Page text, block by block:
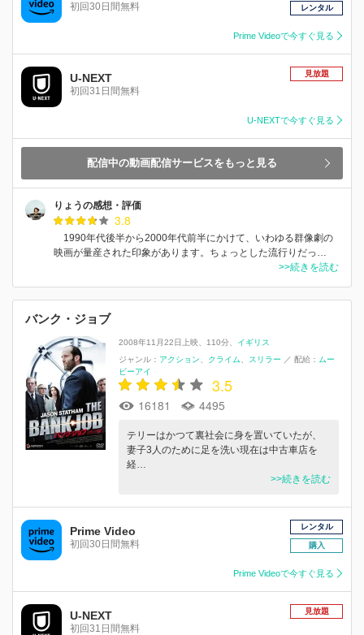
初回30日間無料 レンタル
Prime Videoで今すぐ見る
U-NEXT
初回31日間無料
見放題
U-NEXTで今すぐ見る
配信中の動画配信サービスをもっと見る
りょうの感想・評価
3.8
1990年代後半から2000年代前半にかけて、いわゆる群像劇の
映画が量産された印象があります。ちょっとした流行りだっ…
>>続きを読む
バンク・ジョブ
2008年11月22日上映 110分
イギリス
ジャンル： アクション クライム スリラー ／ 配給： ムー
ビーアイ
3.5
16181 4495
テリーはかつて裏社会に身を置いていたが、
妻子3人のために足を洗い現在は中古車店を
経…
>>続きを読む
Prime Video
初回30日間無料
レンタル
購入
Prime Videoで今すぐ見る
U-NEXT
初回31日間無料
見放題